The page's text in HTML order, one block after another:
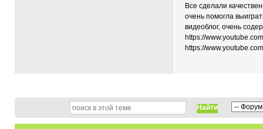
Все сделали
очень помогла
видеоблог, очень
https://
https://
Найти